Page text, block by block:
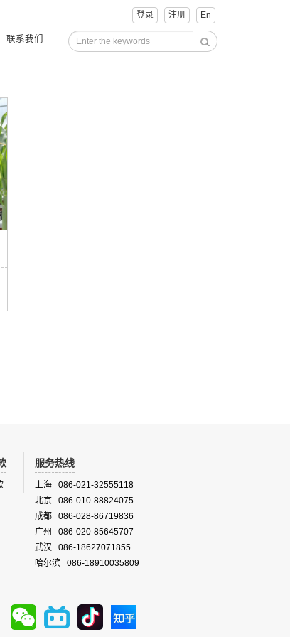
登录 注册 En
联系我们
服务热线
上海 086-021-32555118
北京 086-010-88824075
成都 086-028-86719836
广州 086-020-85645707
武汉 086-18627071855
哈尔滨 086-18910035809